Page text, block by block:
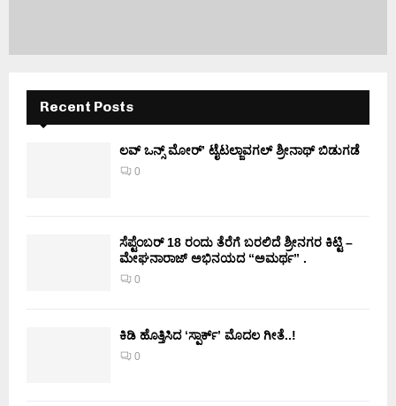
Recent Posts
ಲವ್ ಒನ್ಸ್ ಮೋರ್’ ಟೈಟಲ್ಜಾವಗಲ್ ಶ್ರೀನಾಥ್ ಬಿಡುಗಡೆ
0
ಸೆಪ್ಟೆಂಬರ್ 18 ರಂದು ತೆರೆಗೆ ಬರಲಿದೆ ಶ್ರೀನಗರ ಕಿಟ್ಟಿ –
ಮೇಘನಾರಾಜ್ ಅಭಿನಯದ “ಅಮರ್ಥ” .
0
ಕಿಡಿ‌‌ ಹೊತ್ತಿಸಿದ ‘ಸ್ಪಾರ್ಕ್’ ಮೊದಲ‌ ಗೀತೆ..!
0